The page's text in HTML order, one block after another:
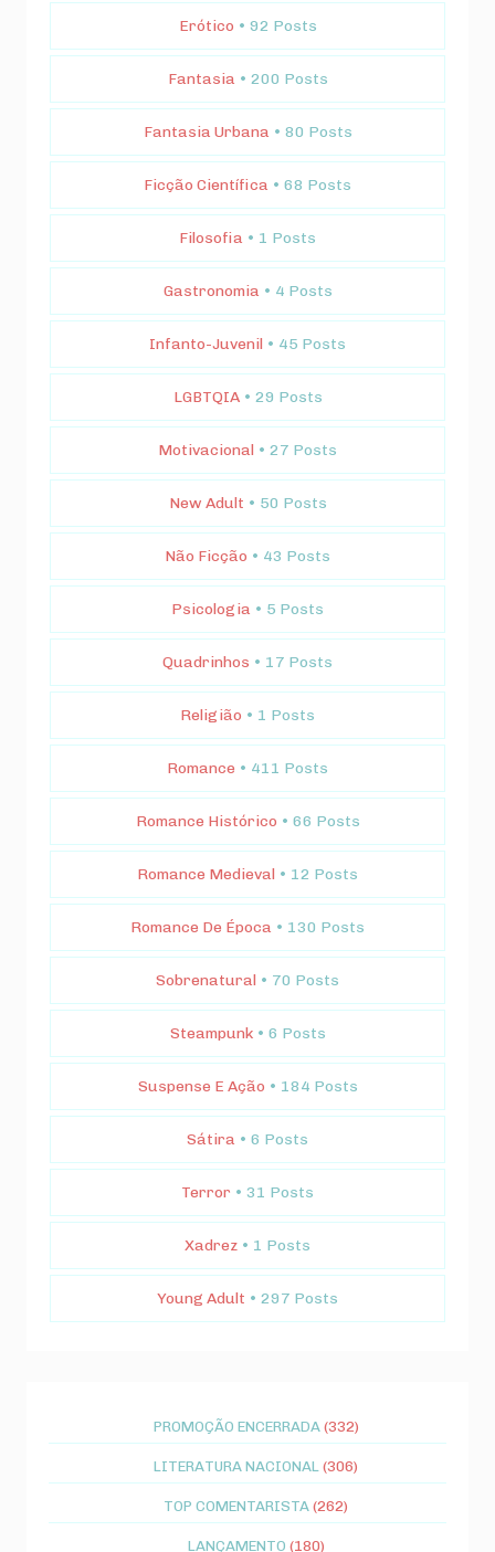
Erótico • 92 Posts
Fantasia • 200 Posts
Fantasia Urbana • 80 Posts
Ficção Científica • 68 Posts
Filosofia • 1 Posts
Gastronomia • 4 Posts
Infanto-Juvenil • 45 Posts
LGBTQIA • 29 Posts
Motivacional • 27 Posts
New Adult • 50 Posts
Não Ficção • 43 Posts
Psicologia • 5 Posts
Quadrinhos • 17 Posts
Religião • 1 Posts
Romance • 411 Posts
Romance Histórico • 66 Posts
Romance Medieval • 12 Posts
Romance De Época • 130 Posts
Sobrenatural • 70 Posts
Steampunk • 6 Posts
Suspense E Ação • 184 Posts
Sátira • 6 Posts
Terror • 31 Posts
Xadrez • 1 Posts
Young Adult • 297 Posts
PROMOÇÃO ENCERRADA (332)
LITERATURA NACIONAL(306)
TOP COMENTARISTA(262)
LANÇAMENTO (180)